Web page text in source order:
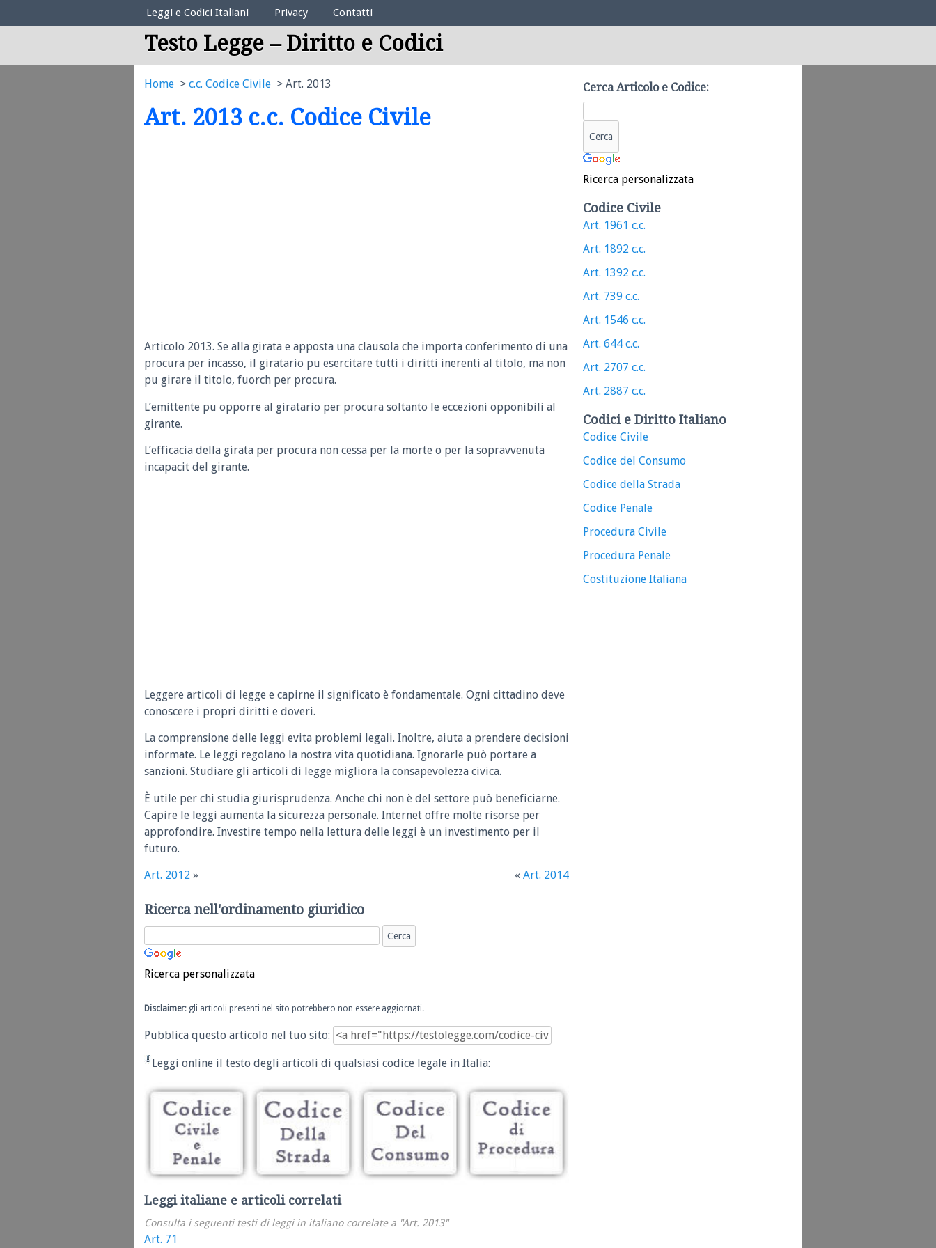
Elenco Codici Legali
Leggi e Codici Italiani Privacy Contatti
Testo Legge – Diritto e Codici
Home c.c. Codice Civile Art. 2013
Art. 2013 c.c. Codice Civile
Articolo 2013. Se alla girata e apposta una clausola che importa conferimento di una
procura per incasso, il giratario pu esercitare tutti i diritti inerenti al titolo, ma non
pu girare il titolo, fuorch per procura.
L’emittente pu opporre al giratario per procura soltanto le eccezioni opponibili al
girante.
L’efficacia della girata per procura non cessa per la morte o per la sopravvenuta
incapacit del girante.
Leggere articoli di legge e capirne il significato è fondamentale. Ogni cittadino deve
conoscere i propri diritti e doveri.
La comprensione delle leggi evita problemi legali. Inoltre, aiuta a prendere decisioni
informate. Le leggi regolano la nostra vita quotidiana. Ignorarle può portare a
sanzioni. Studiare gli articoli di legge migliora la consapevolezza civica.
È utile per chi studia giurisprudenza. Anche chi non è del settore può beneficiarne.
Capire le leggi aumenta la sicurezza personale. Internet offre molte risorse per
approfondire. Investire tempo nella lettura delle leggi è un investimento per il
futuro.
Art. 2012 » « Art. 2014
Ricerca nell'ordinamento giuridico
Ricerca personalizzata
Disclaimer: gli articoli presenti nel sito potrebbero non essere aggiornati.
Pubblica questo articolo nel tuo sito:
Leggi online il testo degli articoli di qualsiasi codice legale in Italia:
Leggi italiane e articoli correlati
Consulta i seguenti testi di leggi in italiano correlate a "Art. 2013"
Art. 71
Cerca Articolo e Codice:
Ricerca personalizzata
Codice Civile
Art. 1961 c.c.
Art. 1892 c.c.
Art. 1392 c.c.
Art. 739 c.c.
Art. 1546 c.c.
Art. 644 c.c.
Art. 2707 c.c.
Art. 2887 c.c.
Codici e Diritto Italiano
Codice Civile
Codice del Consumo
Codice della Strada
Codice Penale
Procedura Civile
Procedura Penale
Costituzione Italiana